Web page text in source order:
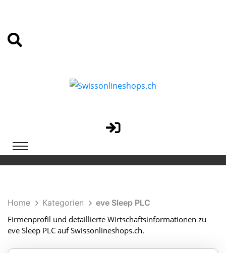
Home Kategorien
eve Sleep PLC
Firmenprofil und detaillierte Wirtschaftsinformationen zu
eve Sleep PLC auf Swissonlineshops.ch.